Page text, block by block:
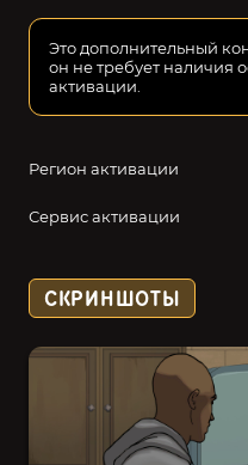
Регион активации
Сервис активации
Это дополнительный
он не требует наличия
активации.
СКРИНШОТЫ